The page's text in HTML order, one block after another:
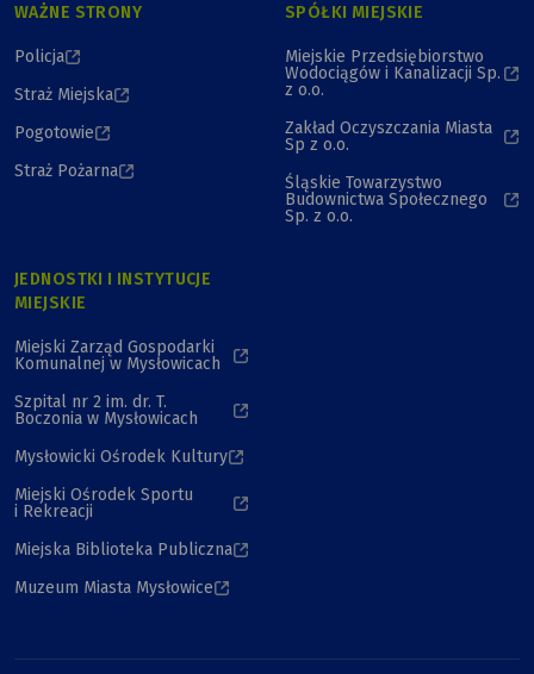
WAŻNE STRONY
Policja
Straż Miejska
Pogotowie
Straż Pożarna
SPÓŁKI MIEJSKIE
Miejskie Przedsiębiorstwo
Wodociągów i Kanalizacji Sp.
z o.o.
Zakład Oczyszczania Miasta
Sp z o.o.
Śląskie Towarzystwo
Budownictwa Społecznego
Sp. z o.o.
JEDNOSTKI I INSTYTUCJE
MIEJSKIE
Miejski Zarząd Gospodarki
Komunalnej w Mysłowicach
Szpital nr 2 im. dr. T.
Boczonia w Mysłowicach
Mysłowicki Ośrodek Kultury
Miejski Ośrodek Sportu
i Rekreacji
Miejska Biblioteka Publiczna
Muzeum Miasta Mysłowice